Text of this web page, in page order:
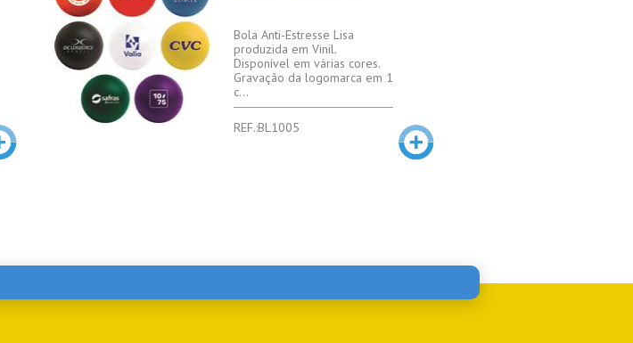
Bola Anti-Estresse Lisa
produzida em Vinil.
Disponível em várias cores.
Gravação da logomarca em 1
c...
REF.:BL1005